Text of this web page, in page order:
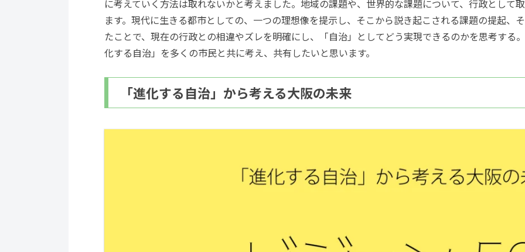
に考えていく方法は取れないかと考えました。地域の課題や、世界的な課題について、行政として
ます。現代に生きる都市としての、一つの理想像を提示し、そこから説き起こされる課題の提起、
たことで、現在の行政との相違やズレを明確にし、「自治」としてどう実現できるのかを思考する
化する自治」を多くの市民と共に考え、共有したいと思います。
「進化する自治」から考える大阪の未来